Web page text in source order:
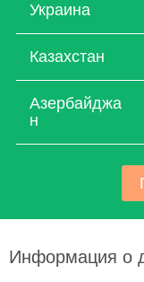
Украина
Казахстан
Азербайджа
н
Информация о